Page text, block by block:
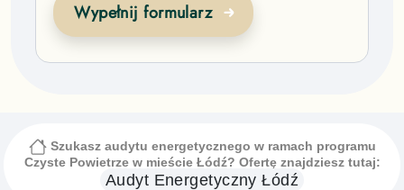
Wypełnij formularz
Szukasz audytu energetycznego w ramach programu
Czyste Powietrze w mieście Łódź? Ofertę znajdziesz tutaj:
Audyt EnergetycznyŁódź